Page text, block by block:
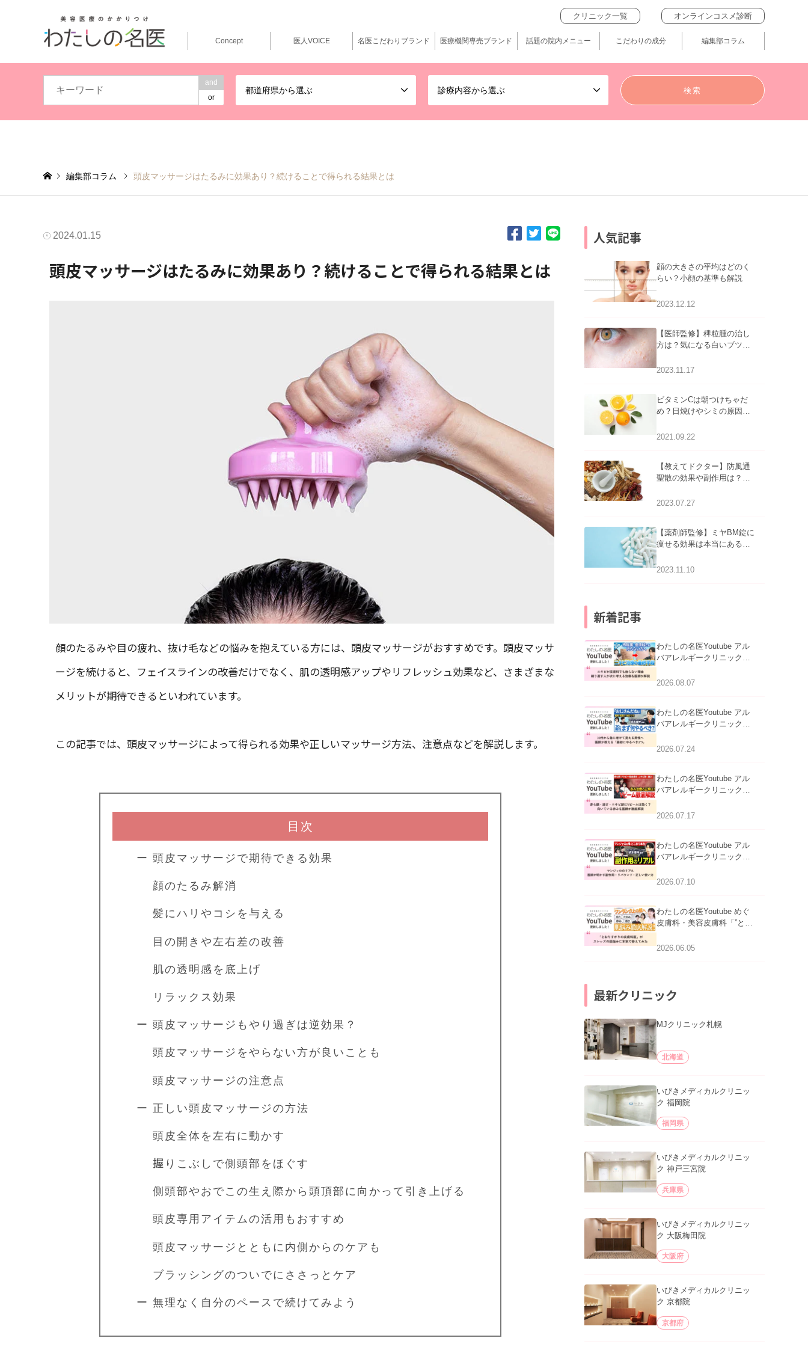
and
or
都道府県から選ぶ 診療内容から選ぶ
クリニック一覧 オンラインコスメ診断
Concept 医人VOICE 名医こだわりブランド 医療機関専売ブランド 話題の院内メニュー こだわりの成分 編集部コラム
編集部コラム 頭皮マッサージはたるみに効果あり？続けることで得られる結果とは
2024.01.15
頭皮マッサージはたるみに効果あり？続けることで得られる結果とは
顔のたるみや目の疲れ、抜け毛などの悩みを抱えている方には、頭皮マッサージがおすすめです。頭皮マッサ
ージを続けると、フェイスラインの改善だけでなく、肌の透明感アップやリフレッシュ効果など、さまざまな
メリットが期待できるといわれています。
この記事では、頭皮マッサージによって得られる効果や正しいマッサージ方法、注意点などを解説します。
目次
ー 頭皮マッサージで期待できる効果
顔のたるみ解消
髪にハリやコシを与える
目の開きや左右差の改善
肌の透明感を底上げ
リラックス効果
ー 頭皮マッサージもやり過ぎは逆効果？
頭皮マッサージをやらない方が良いことも
頭皮マッサージの注意点
ー 正しい頭皮マッサージの方法
頭皮全体を左右に動かす
握りこぶしで側頭部をほぐす
側頭部やおでこの生え際から頭頂部に向かって引き上げる
頭皮専用アイテムの活用もおすすめ
頭皮マッサージとともに内側からのケアも
ブラッシングのついでにささっとケア
ー 無理なく自分のペースで続けてみよう
人気記事
顔の大きさの平均はどのく
らい？小顔の基準も解説
2023.12.12
【医師監修】稗粒腫の治し
方は？気になる白いブツブ
アについて
2023.11.17
ビタミンCは朝つけちゃだ
め？日焼けやシミの原因に
2021.09.22
【教えてドクター】防風通
聖散の効果や副作用は？長
2023.07.27
【薬剤師監修】ミヤBM錠に
痩せる効果は本当にある
2023.11.10
新着記事
わたしの名医Youtube アル
バアレルギークリニック札
らない理由｜繰り返す人が
2026.08.07
わたしの名医Youtube アル
バアレルギークリニック札
える男性へ｜医師が教える
2026.07.24
わたしの名医Youtube アル
バアレルギークリニック札
跡にVビームは効く？向い
2026.07.17
わたしの名医Youtube アル
バアレルギークリニック札
医師が明かす副作用・リバ
2026.07.10
わたしの名医Youtube めぐ
皮膚科・美容皮膚科「”とお
ッズの肌悩みに本気で答え
2026.06.05
最新クリニック
MJクリニック札幌
北海道
いびきメディカルクリニッ
ク 福岡院
福岡県
いびきメディカルクリニッ
ク 神戸三宮院
兵庫県
いびきメディカルクリニッ
ク 大阪梅田院
大阪府
いびきメディカルクリニッ
ク 京都院
京都府